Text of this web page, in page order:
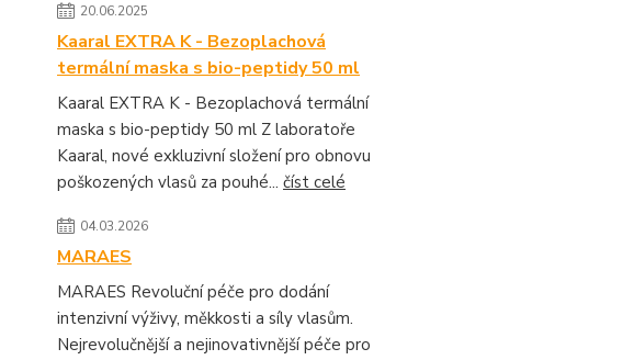
20.06.2025
Kaaral EXTRA K - Bezoplachová
termální maska s bio-peptidy 50 ml
Kaaral EXTRA K - Bezoplachová termální
maska s bio-peptidy 50 ml Z laboratoře
Kaaral, nové exkluzivní složení pro obnovu
poškozených vlasů za pouhé... číst celé
04.03.2026
MARAES
MARAES Revoluční péče pro dodání
intenzivní výživy, měkkosti a síly vlasům.
Nejrevolučnější a nejinovativnější péče pro